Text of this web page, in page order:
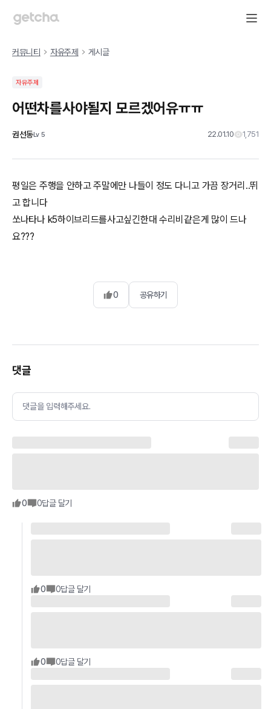
커뮤니티 자유주제 게시글
자유주제
어떤차를사야될지 모르겠어유ㅠㅠ
권선동Lv5 22.01.10 1,751
평일은 주행을 안하고 주말에만 나들이 정도 다니고 가끔 장거리..뛰
고 합니다
쏘나타나 k5하이브리드를사고싶긴한대 수리비같은게 많이 드나
0 공유하기
댓글
댓글을 입력해주세요.
0 0답글 달기
0 0답글 달기
0 0답글 달기